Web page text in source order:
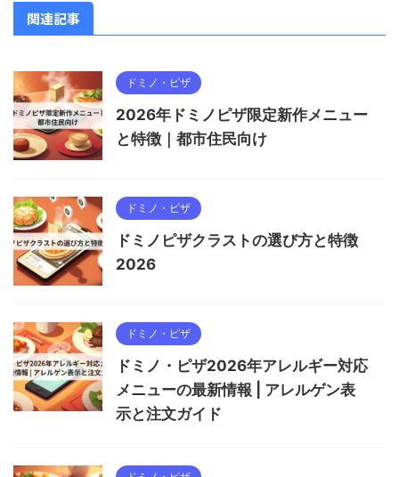
関連記事
ドミノ・ピザ
2026年ドミノピザ限定新作メニュー
と特徴｜都市住民向け
ドミノ・ピザ
ドミノピザクラストの選び方と特徴
2026
ドミノ・ピザ
ドミノ・ピザ2026年アレルギー対応
メニューの最新情報 | アレルゲン表
示と注文ガイド